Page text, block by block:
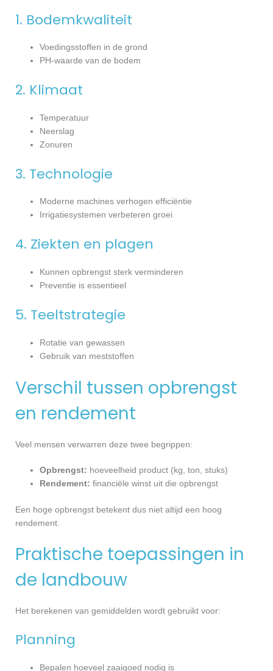
1. Bodemkwaliteit
Voedingsstoffen in de grond
PH-waarde van de bodem
2. Klimaat
Temperatuur
Neerslag
Zonuren
3. Technologie
Moderne machines verhogen efficiëntie
Irrigatiesystemen verbeteren groei
4. Ziekten en plagen
Kunnen opbrengst sterk verminderen
Preventie is essentieel
5. Teeltstrategie
Rotatie van gewassen
Gebruik van meststoffen
Verschil tussen opbrengst
en rendement
Veel mensen verwarren deze twee begrippen:
Opbrengst: hoeveelheid product (kg, ton, stuks)
Rendement: financiële winst uit die opbrengst
Een hoge opbrengst betekent dus niet altijd een hoog
rendement.
Praktische toepassingen in
de landbouw
Het berekenen van gemiddelden wordt gebruikt voor:
Planning
Bepalen hoeveel zaaigoed nodig is